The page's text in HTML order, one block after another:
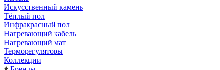
Искусственный камень
Тёплый пол
Инфракрасный пол
Нагревающий кабель
Нагревающий мат
Терморегуляторы
Коллекции